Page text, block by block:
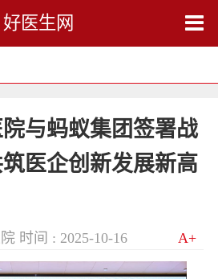
好医生网
与蚂蚁集团签署战
医企创新发展新高
时间 : 2025-10-16 A+